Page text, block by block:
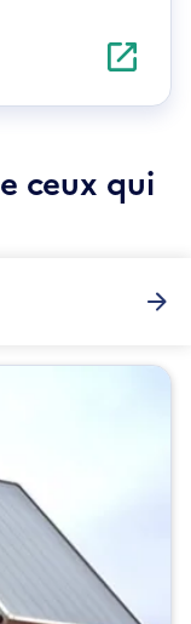
S'ouvre
dans
nouvelle
ceux qui